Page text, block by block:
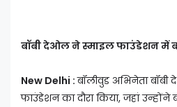
बॉबी देओल ने स्माइल फाउंडेशन में
New Delhi :बॉलीवुड अभिनेता
फाउंडेशन का दौरा किया, जहां उन्होंने